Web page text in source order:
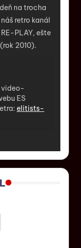
na trocha
retro kanál
PLAY, ešte
2010).
video-
ES
elitists-